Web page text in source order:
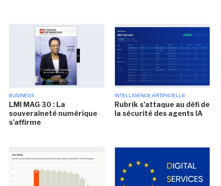
BUSINESS
LMI MAG 30 : La
souveraineté numérique
s'affirme
INTELLIGENCE ARTIFICIELLE
Rubrik s'attaque au défi de
la sécurité des agents IA